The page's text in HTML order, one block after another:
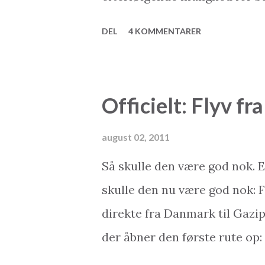
hotellet bliver du endda
mulighederne for at tage til
andre charterrejsende. Og
med. Charterferien har
overleve os allesammen.
hotellerne op til flere
DEL 4 KOMMENTARER
Officielt: Flyv
august 02, 2011
Så skulle den være god nok.
skulle den nu være god nok:
direkte fra Danmark til
der åbner den første rute